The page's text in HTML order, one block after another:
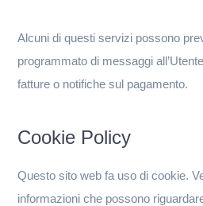
Alcuni di questi servizi possono
programmato di messaggi
fatture o notifiche sul pagamento.
Cookie Policy
Questo sito web fa uso di cookie.
informazioni che possono